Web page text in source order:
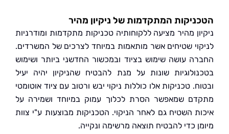
המתקדמות של ניקיון מהיר
מהיר מציעה ללקוחותיה טכניקות מתקדמות ומודרניות
שטיחים אשר מותאמות במיוחד לצרכים של המשרדים.
עושה שימוש בציוד ובמכשור החדשני ביותר ושימוש
שונות על מנת להבטיח שהניקיון יהיה יעיל
טכניקות אלו כוללות ניקוי יבש ורטוב עם ציוד אוטומטי
שמאפשר הסרת לכלוך עמוק במיוחד ושמירה על
השטיח גם לאחר הניקוי. הטכניקות מבוצעות ע"י צוות
כדי להבטיח תוצאה מרשימה ונקייה.